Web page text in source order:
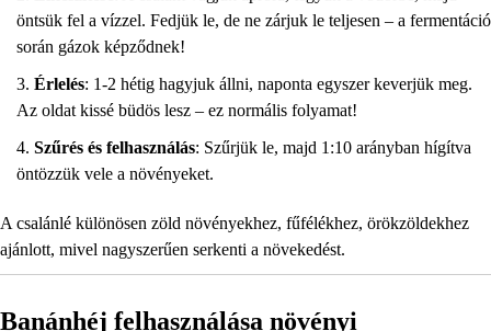
öntsük fel a vízzel. Fedjük le, de ne zárjuk le teljesen – a fermentáció
során gázok képződnek!
Érlelés: 1-2 hétig hagyjuk állni, naponta egyszer keverjük meg.
Az oldat kissé büdös lesz – ez normális folyamat!
Szűrés és felhasználás: Szűrjük le, majd 1:10 arányban hígítva
öntözzük vele a növényeket.
A csalánlé különösen zöld növényekhez, fűfélékhez, örökzöldekhez
ajánlott, mivel nagyszerűen serkenti a növekedést.
Banánhéj felhasználása növényi